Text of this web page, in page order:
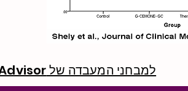
למבחני המעבדה של Dental Advisor